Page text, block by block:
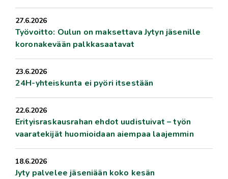
27.6.2026
Työvoitto: Oulun on maksettava Jytyn jäsenille
koronakevään palkkasaatavat
23.6.2026
24H-yhteiskunta ei pyöri itsestään
22.6.2026
Erityisraskausrahan ehdot uudistuivat – työn
vaaratekijät huomioidaan aiempaa laajemmin
18.6.2026
Jyty palvelee jäseniään koko kesän